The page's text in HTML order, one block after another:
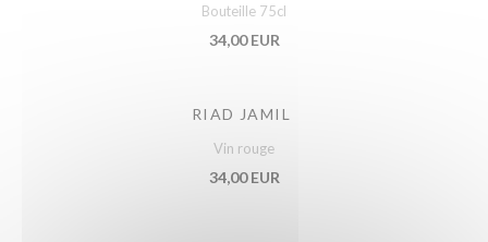
Bouteille 75cl
34,00 EUR
RIAD JAMIL
Vin rouge
34,00 EUR